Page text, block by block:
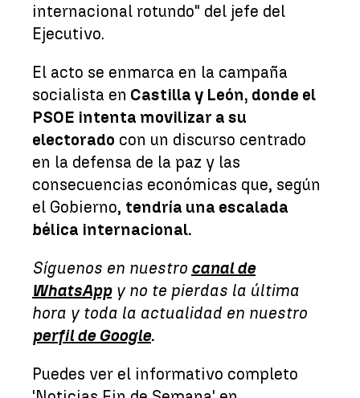
internacional rotundo" del jefe del
Ejecutivo.
El acto se enmarca en la campaña
socialista en Castilla y León, donde el
PSOE intenta movilizar a su
electorado con un discurso centrado
en la defensa de la paz y las
consecuencias económicas que, según
el Gobierno, tendría una escalada
bélica internacional.
Síguenos en nuestro canal de
WhatsAppy no te pierdas la última
hora y toda la actualidad en nuestro
perfil de Google.
Puedes ver el informativo completo